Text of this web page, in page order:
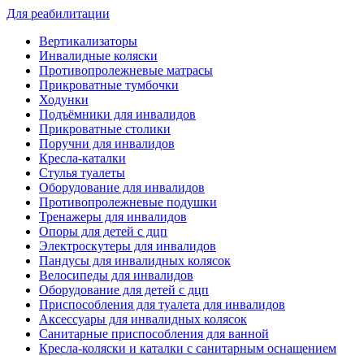
Для реабилитации
Вертикализаторы
Инвалидные коляски
Противопролежневые матрасы
Прикроватные тумбочки
Ходунки
Подъёмники для инвалидов
Прикроватные столики
Поручни для инвалидов
Кресла-каталки
Стулья туалеты
Оборудование для инвалидов
Противопролежневые подушки
Тренажеры для инвалидов
Опоры для детей с дцп
Электроскутеры для инвалидов
Пандусы для инвалидных колясок
Велосипеды для инвалидов
Оборудование для детей с дцп
Приспособления для туалета для инвалидов
Аксессуары для инвалидных колясок
Санитарные приспособления для ванной
Кресла-коляски и каталки с санитарным оснащением